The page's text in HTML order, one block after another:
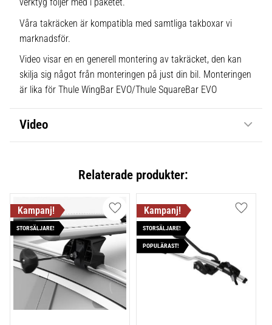
Våra takräcken är kompatibla med samtliga takboxar vi
marknadsför.
Video visar en en generell montering av takräcket, den kan
skilja sig något från monteringen på just din bil. Monteringen
är lika för Thule WingBar EVO/Thule SquareBar EVO
Video
Relaterade produkter:
STORSÄLJARE!
Lägg till i favoriter
STORSÄLJARE!
POPULÄRAST!
Lägg